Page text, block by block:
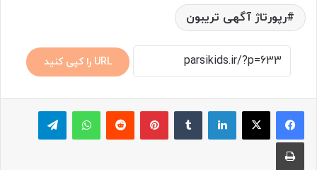
رپورتاژ آگهی تریبون
URL را کپی کنید
لینکدین پینترست ‫رددیت واتس آپ
چاپ